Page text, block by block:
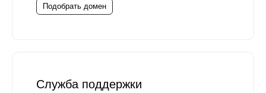
Подобрать домен
Служба поддержки